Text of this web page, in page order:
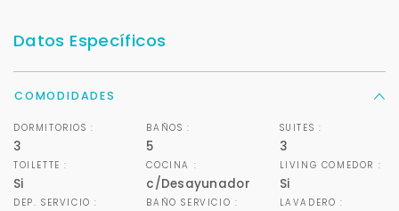
Datos Específicos
COMODIDADES
DORMITORIOS :
3
BAÑOS :
5
SUITES :
3
TOILETTE :
Si
COCINA :
c/Desayunador
LIVING COMEDOR :
Si
DEP. SERVICIO : BAÑO SERVICIO : LAVADERO :